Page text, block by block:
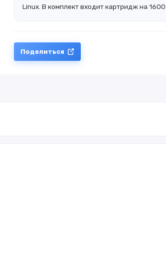
Linux. В комплект входит картридж на
Поделиться